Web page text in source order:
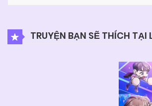
Chapter 58TRUYỆN BẠN SẼ THÍCH TẠI